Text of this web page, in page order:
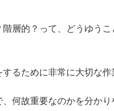
層的？って、どうゆう
るために非常に大切な作
何故重要なのかを分かり